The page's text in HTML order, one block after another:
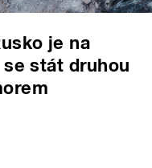
je na
stát druhou